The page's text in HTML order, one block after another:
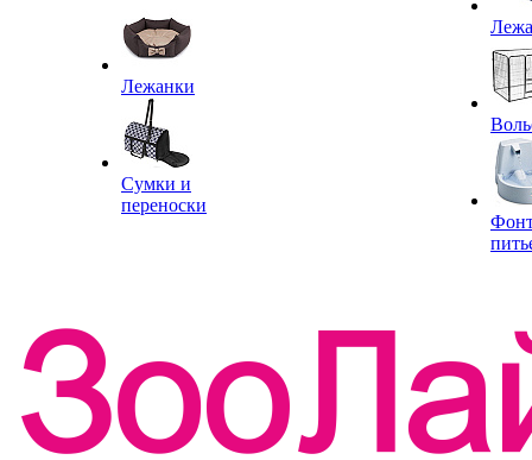
Лежанки
Сумки и
переноски